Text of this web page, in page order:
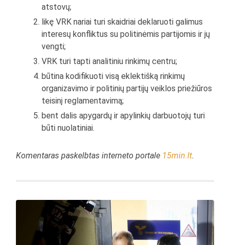
atstovų;
likę VRK nariai turi skaidriai deklaruoti galimus
interesų konfliktus su politinėmis partijomis ir jų
vengti;
VRK turi tapti analitiniu rinkimų centru;
būtina kodifikuoti visą eklektišką rinkimų
organizavimo ir politinių partijų veiklos priežiūros
teisinį reglamentavimą;
bent dalis apygardų ir apylinkių darbuotojų turi
būti nuolatiniai.
Komentaras paskelbtas interneto portale 15min.lt.